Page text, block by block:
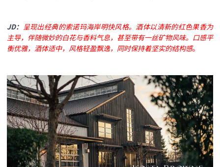
JD： 呈现出经典的索诺玛海岸明快风格。酒体以清新的红色果香为
主导，伴随微妙的白花与香料气息，甚至带有一丝矿物风味。口感平
衡优雅，酒体适中，风格轻盈飘逸，同时保持着坚实的结构感。